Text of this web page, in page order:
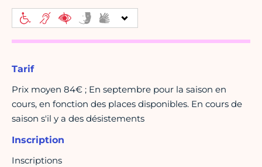
Tarif
Prix moyen 84€ ; En septembre pour la saison en
cours, en fonction des places disponibles. En cours de
saison s'il y a des désistements
Inscription
Inscriptions